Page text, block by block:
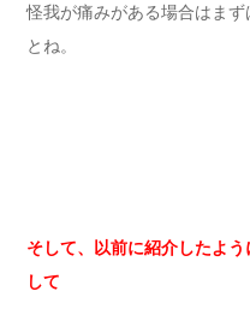
怪我が痛みがある場合はま
とね。
そして、以前に紹介したよ
して